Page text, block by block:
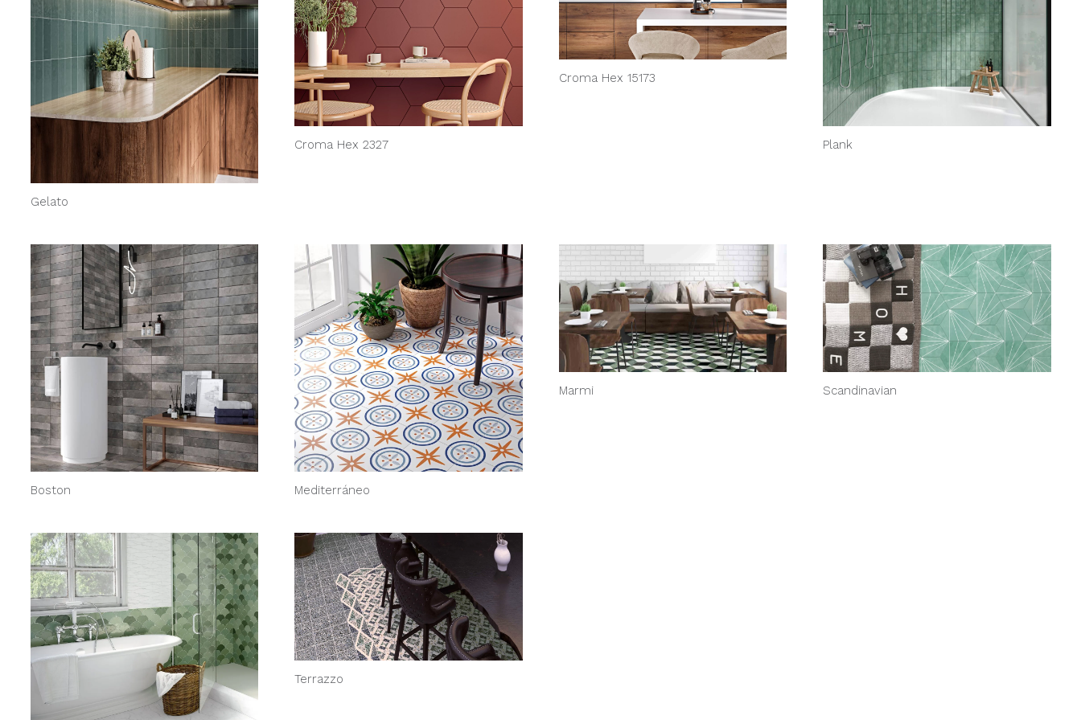
Gelato
Croma Hex 2327
Croma Hex 15173
Plank
Boston Mediterráneo
Marmi Scandinavian
Terrazzo